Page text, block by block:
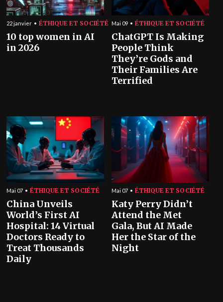
22 janvier ÉTHIQUE ET SOCIÉTÉ
10 top women in AI
in 2026
Mai 09 ÉTHIQUE ET SOCIÉTÉ
ChatGPT Is Making
People Think
They’re Gods and
Their Families Are
Terrified
Mai 07 ÉTHIQUE ET SOCIÉTÉ
China Unveils
World’s First AI
Hospital: 14 Virtual
Doctors Ready to
Treat Thousands
Daily
Mai 07 ÉTHIQUE ET SOCIÉTÉ
Katy Perry Didn’t
Attend the Met
Gala, But AI Made
Her the Star of the
Night